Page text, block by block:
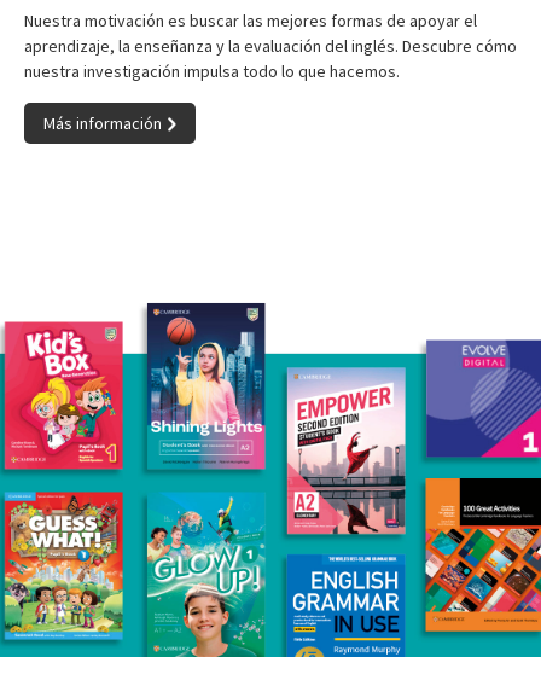
Nuestra motivación es buscar las mejores formas de apoyar el
aprendizaje, la enseñanza y la evaluación del inglés. Descubre cómo
nuestra investigación impulsa todo lo que hacemos.
Más información